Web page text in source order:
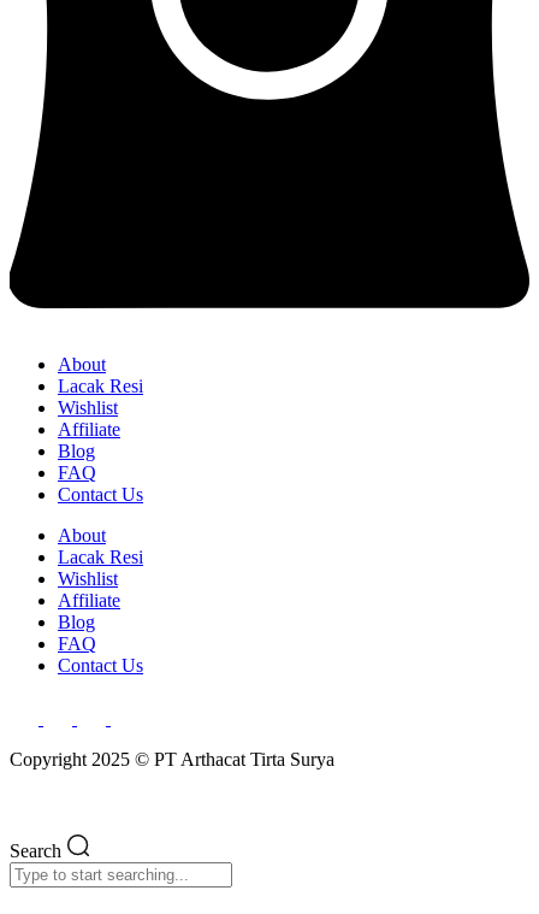
About
Lacak Resi
Wishlist
Affiliate
Blog
FAQ
Contact Us
About
Lacak Resi
Wishlist
Affiliate
Blog
FAQ
Contact Us
Copyright 2025 © PT Arthacat Tirta Surya
Search